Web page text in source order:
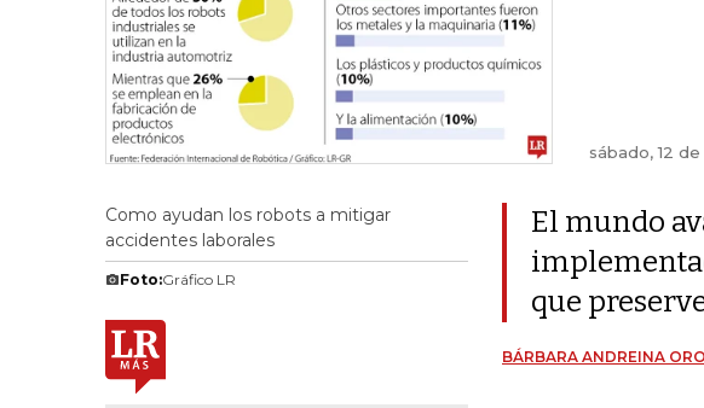
sábado, 12
Como ayudan los robots a mitigar
accidentes laborales
Foto:Gráfico LR
El mundo
que
BÁRBARA ANDREINA